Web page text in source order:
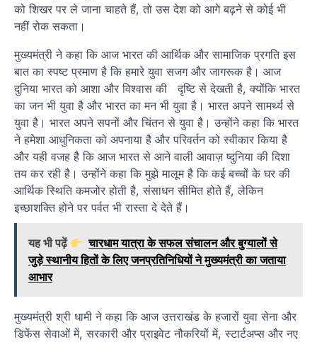
को शिखर पर ले जाना चाहते हैं, तो उस देश को आगे बढ़ने से कोई भी
नहीं रोक सकता।
मुख्यमंत्री ने कहा कि आज भारत की आर्थिक और सामाजिक प्रगति इस
बात का स्पष्ट प्रमाण है कि हमारे युवा सजग और जागरूक है। आज
दुनिया भारत को आशा और विश्वास की दृष्टि से देखती है, क्योंकि भारत
का जन भी युवा है और भारत का मन भी युवा है। भारत अपने सामर्थ्य से
युवा है। भारत अपने सपनों और चिंतन से युवा है। उन्होंने कहा कि भारत
ने हमेशा आधुनिकता को अपनाया है और परिवर्तन को स्वीकार किया है
और यही वजह है कि आज भारत से आने वाली आवाज़ ष्दुनिया की दिशा
तय कर रही है। उन्होंने कहा कि मुझे मालूम है कि कई बच्चों के घर की
आर्थिक स्थिति कमजोर होती है, संसाधन सीमित होते हैं, लेकिन
इच्छाशक्ति होने पर पर्वत भी रास्ता दे देते हैं।
यह भी पढ़ें
चारधाम यात्रा के सफल संचालन और बुग्यालों से
जुड़े स्थानीय हितों के लिए जनप्रतिनिधियों ने मुख्यमंत्री का जताया
आभार
मुख्यमंत्री श्री धामी ने कहा कि आज उत्तराखंड के हजारों युवा सेना और
डिफेंस सेवाओं में, सरकारी और प्राइवेट नौकरियों में, स्टार्टअप्स और नए